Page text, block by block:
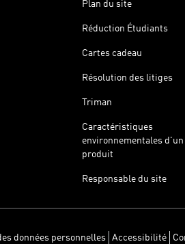
Plan du site
Réduction Étudiants
Cartes cadeau
Résolution des litiges
Triman
Caractéristiques
environnementales d'un
produit
Responsable du site
données personnelles Accessibilité